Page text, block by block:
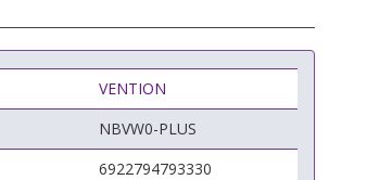
VENTION
NBVW0-PLUS
6922794793330